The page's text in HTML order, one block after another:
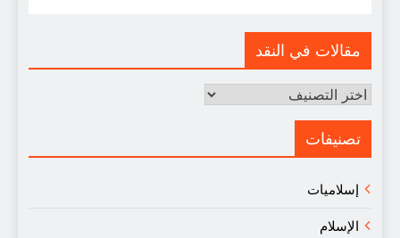
مقالات في النقد
مقالات
النقد
تصنيفات
إسلاميات
الإسلام